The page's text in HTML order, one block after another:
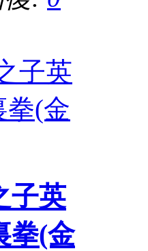
子英
拳(金